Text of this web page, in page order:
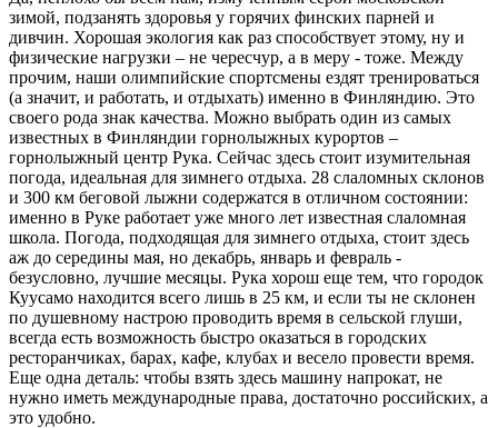
зимой, подзанять здоровья у горячих финских парней и
дивчин. Хорошая экология как раз способствует этому, ну и
физические нагрузки – не чересчур, а в меру - тоже. Между
прочим, наши олимпийские спортсмены ездят тренироваться
(а значит, и работать, и отдыхать) именно в Финляндию. Это
своего рода знак качества. Можно выбрать один из самых
известных в Финляндии горнолыжных курортов –
горнолыжный центр Рука. Сейчас здесь стоит изумительная
погода, идеальная для зимнего отдыха. 28 слаломных склонов
и 300 км беговой лыжни содержатся в отличном состоянии:
именно в Руке работает уже много лет известная слаломная
школа. Погода, подходящая для зимнего отдыха, стоит здесь
аж до середины мая, но декабрь, январь и февраль -
безусловно, лучшие месяцы. Рука хорош еще тем, что городок
Куусамо находится всего лишь в 25 км, и если ты не склонен
по душевному настрою проводить время в сельской глуши,
всегда есть возможность быстро оказаться в городских
ресторанчиках, барах, кафе, клубах и весело провести время.
Еще одна деталь: чтобы взять здесь машину напрокат, не
нужно иметь международные права, достаточно российских, а
это удобно.